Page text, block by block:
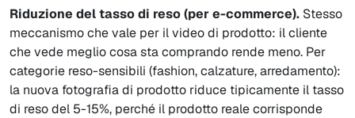
Riduzione del tasso di reso (per e-commerce). Stesso
meccanismo che vale per il video di prodotto: il cliente
che vede meglio cosa sta comprando rende meno. Per
categorie reso-sensibili (fashion, calzature, arredamento):
la nuova fotografia di prodotto riduce tipicamente il tasso
di reso del 5-15%, perché il prodotto reale corrisponde